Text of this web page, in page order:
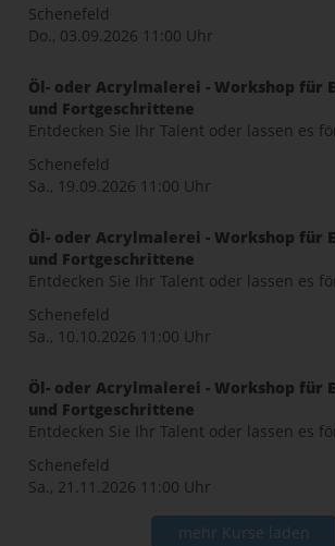
Schenefeld
Do., 03.09.2026 11:00 Uhr
Öl- oder Acrylmalerei - Workshop für
und Fortgeschrittene
Entdecken Sie Ihr Talent oder lassen es
Schenefeld
Sa., 19.09.2026 11:00 Uhr
Öl- oder Acrylmalerei - Workshop für
und Fortgeschrittene
Entdecken Sie Ihr Talent oder lassen es
Schenefeld
Sa., 10.10.2026 11:00 Uhr
Öl- oder Acrylmalerei - Workshop für
und Fortgeschrittene
Entdecken Sie Ihr Talent oder lassen es
Schenefeld
Sa., 21.11.2026 11:00 Uhr
mehr Kurse laden